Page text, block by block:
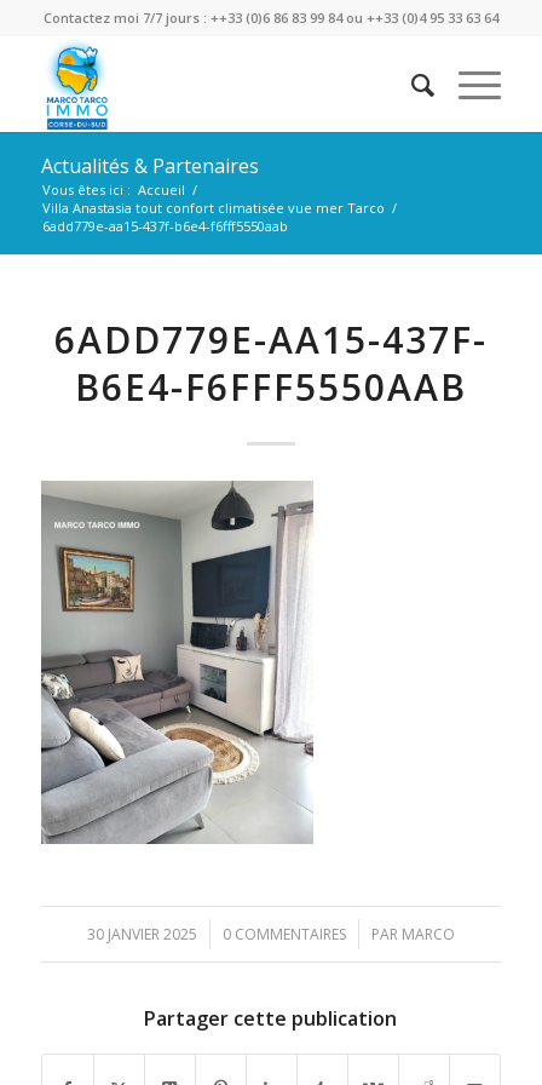
Contactez moi 7/7 jours : ++33 (0)6 86 83 99 84 ou ++33 (0)4 95 33 63 64
Actualités & Partenaires
Vous êtes ici : Accueil /
Villa Anastasia tout confort climatisée vue mer Tarco /
6add779e-aa15-437f-b6e4-f6fff5550aab
6ADD779E-AA15-437F-
B6E4-F6FFF5550AAB
30 JANVIER 2025
/ 0 COMMENTAIRES
/ PAR MARCO
Partager cette publication